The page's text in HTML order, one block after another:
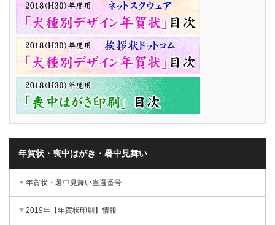
年賀状・喪中はがき・暑中見舞い
年賀状・暑中見舞い当選番号
2019年【年賀状印刷】情報